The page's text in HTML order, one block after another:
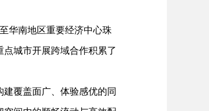
华南地区重要经济中心珠
城市开展跨域合作积累了
覆盖面广、体验感优的同